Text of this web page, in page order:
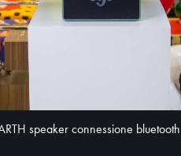
speaker connessione bluetooth